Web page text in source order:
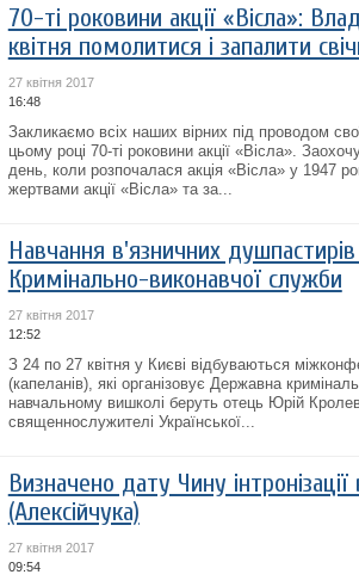
70-ті роковини акції «Вісла»:
квітня помолитися і запалити
27 квітня 2017
16:48
Закликаємо всіх наших вірних під проводом
цьому році 70-ті роковини акції «Вісла».
день, коли розпочалася акція «Вісла» у 1947
жертвами акції «Вісла» та за...
Навчання в'язничних
Кримінально-виконавчої служби
27 квітня 2017
12:52
З 24 по 27 квітня у Києві відбуваються
(капеланів), які організовує Державна
навчальному вишколі беруть отець Юрій
священнослужителі Української...
Визначено дату Чину
(Алексійчука)
27 квітня 2017
09:54